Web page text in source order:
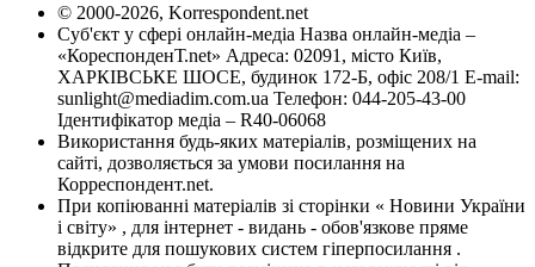
© 2000-2026, Korrespondent.net
Суб'єкт у сфері онлайн-медіа Назва онлайн-медіа –
«КореспонденТ.net» Адреса: 02091, місто Київ,
ХАРКІВСЬКЕ ШОСЕ, будинок 172-Б, офіс 208/1 E-mail:
sunlight@mediadim.com.ua Телефон: 044-205-43-00
Ідентифікатор медіа – R40-06068
Використання будь-яких матеріалів, розміщених на
сайті, дозволяється за умови посилання на
Корреспондент.net.
При копіюванні матеріалів зі сторінки « Новини України
і світу» , для інтернет - видань - обов'язкове пряме
відкрите для пошукових систем гіперпосилання .